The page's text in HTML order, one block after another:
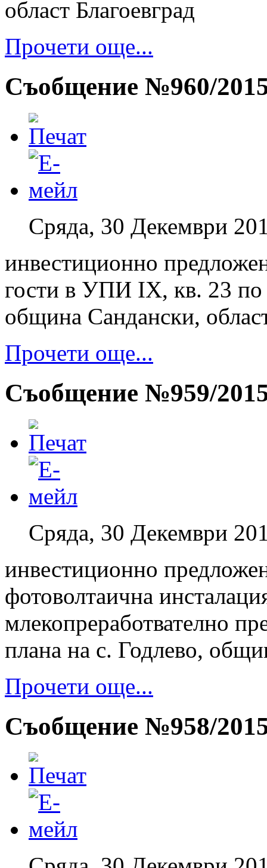
област Благоевград
Прочети още...
Съобщение №960/
Сряда, 30 Декември
инвестиционно
гости в УПИ ІХ, кв. 23
община Сандански,
Прочети още...
Съобщение №959/
Сряда, 30 Декември
инвестиционно
фотоволтаична
млекопреработвателно
плана на с. Годлево,
Прочети още...
Съобщение №958/